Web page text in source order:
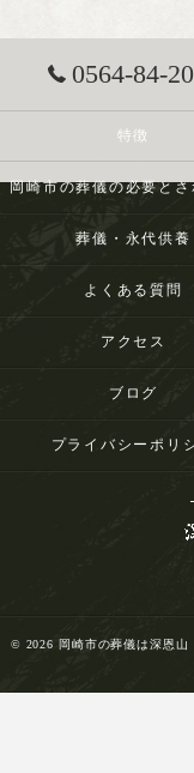
0564-84-
特徴
岡崎市の葬儀の必要と
葬儀・永代供養
よくある質問
アクセス
ブログ
プライバシーポリ
© 2026 岡崎市の葬儀は深恩山